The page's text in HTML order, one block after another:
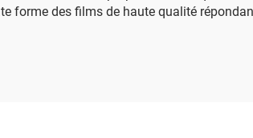
forme des films de haute qualité